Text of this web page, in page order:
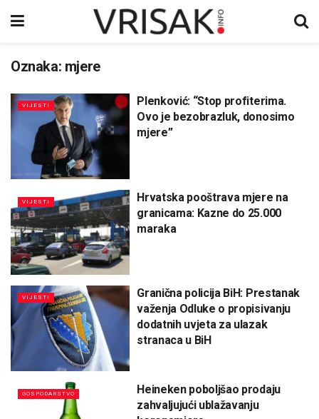
Oznaka: mjere
VIJESTI
Plenković: “Stop profiterima.
Ovo je bezobrazluk, donosimo
mjere”
VIJESTI
Hrvatska pooštrava mjere na
granicama: Kazne do 25.000
maraka
VIJESTI
Granična policija BiH: Prestanak
važenja Odluke o propisivanju
dodatnih uvjeta za ulazak
stranaca u BiH
GOSPODARSTVO
Heineken poboljšao prodaju
zahvaljujući ublažavanju